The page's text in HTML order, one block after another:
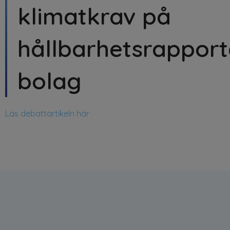
klimatkrav på
bolag
Läs debattartikeln här